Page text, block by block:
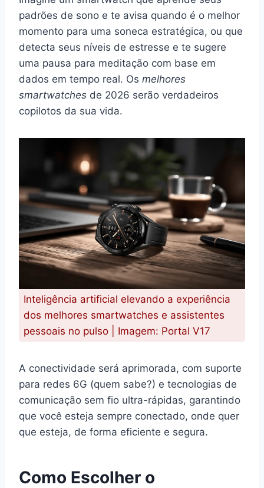
padrões de sono e te avisa quando é o melhor
momento para uma soneca estratégica, ou que
detecta seus níveis de estresse e te sugere
uma pausa para meditação com base em
dados em tempo real. Os melhores
smartwatches de 2026 serão verdadeiros
copilotos da sua vida.
Inteligência artificial elevando a experiência
dos melhores smartwatches e assistentes
pessoais no pulso | Imagem: Portal V17
A conectividade será aprimorada, com suporte
para redes 6G (quem sabe?) e tecnologias de
comunicação sem fio ultra-rápidas, garantindo
que você esteja sempre conectado, onde quer
que esteja, de forma eficiente e segura.
Como Escolher o